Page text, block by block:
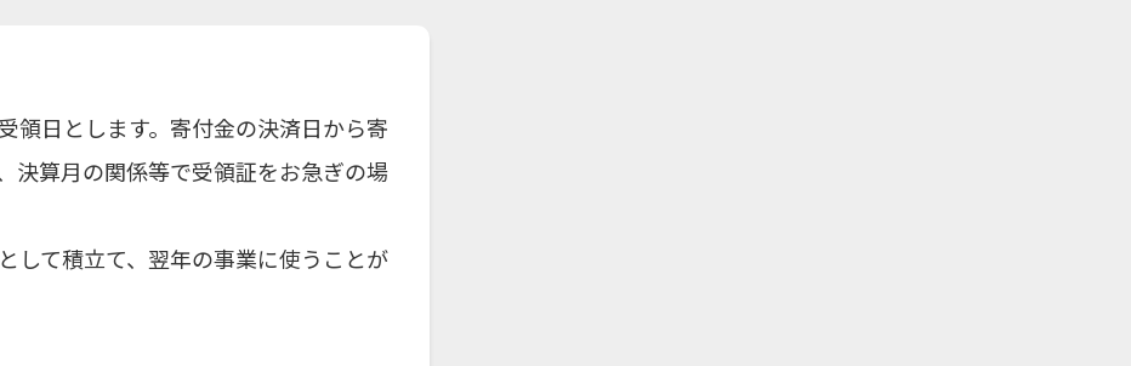
領日とします。寄付金の決済日から寄
決算月の関係等で受領証をお急ぎの場
して積立て、翌年の事業に使うことが